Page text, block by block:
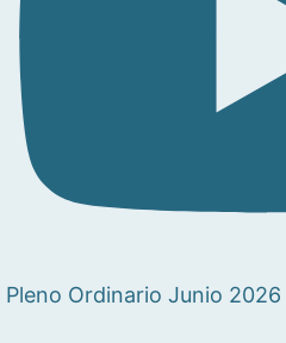
Pleno Ordinario Junio 2026